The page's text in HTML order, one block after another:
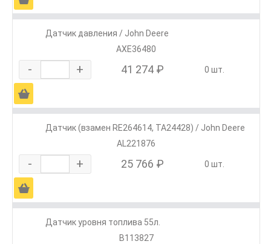
Датчик давления / John Deere
AXE36480
- + 41 274 ₽ 0 шт.
Ä
Датчик (взамен RE264614, TA24428) / John Deere
AL221876
- + 25 766 ₽ 0 шт.
Ä
Датчик уровня топлива 55л.
В113827